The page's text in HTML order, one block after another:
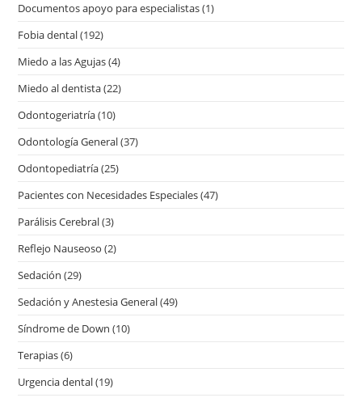
Documentos apoyo para especialistas(1)
Fobia dental(192)
Miedo a las Agujas(4)
Miedo al dentista(22)
Odontogeriatría(10)
Odontología General(37)
Odontopediatría(25)
Pacientes con Necesidades Especiales(47)
Parálisis Cerebral(3)
Reflejo Nauseoso (2)
Sedación (29)
Sedación y Anestesia General(49)
Síndrome de Down (10)
Terapias(6)
Urgencia dental(19)